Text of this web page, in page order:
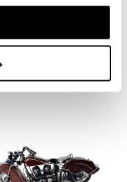
av vår webbplats.
Tank